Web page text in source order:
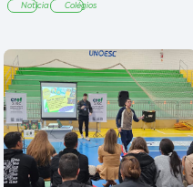
Notícia Colégios